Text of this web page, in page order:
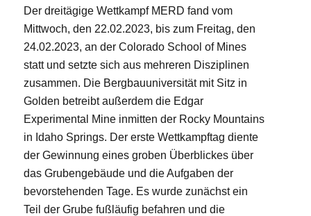
Der dreitägige Wettkampf MERD fand vom
Mittwoch, den 22.02.2023, bis zum Freitag, den
24.02.2023, an der Colorado School of Mines
statt und setzte sich aus mehreren Disziplinen
zusammen. Die Bergbauuniversität mit Sitz in
Golden betreibt außerdem die Edgar
Experimental Mine inmitten der Rocky Mountains
in Idaho Springs. Der erste Wettkampftag diente
der Gewinnung eines groben Überblickes über
das Grubengebäude und die Aufgaben der
bevorstehenden Tage. Es wurde zunächst ein
Teil der Grube fußläufig befahren und die